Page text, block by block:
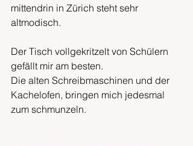
mittendrin in Zürich steht sehr
altmodisch.
Der Tisch vollgekritzelt von Schülern
gefällt mir am besten.
Die alten Schreibmaschinen und der
Kachelofen, bringen mich jedesmal
zum schmunzeln.